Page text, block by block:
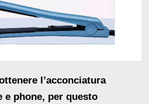
l’acconciatura
e phone, per questo